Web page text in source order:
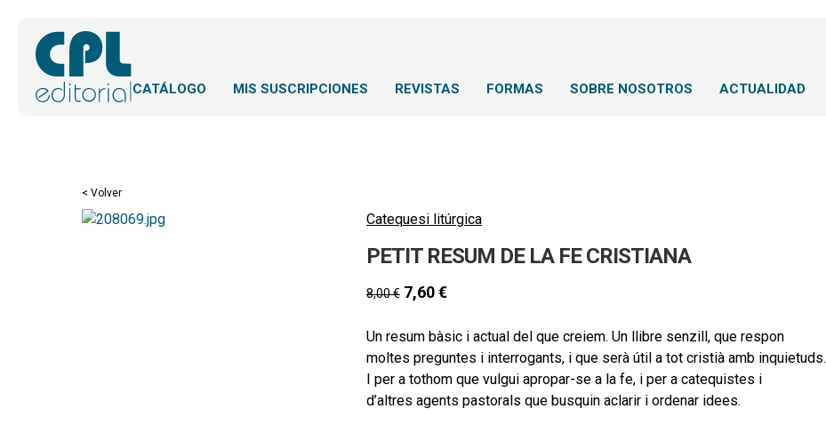
CATÁLOGO MIS SUSCRIPCIONES REVISTAS FORMAS SOBRE NOSOTROS ACTUALIDAD
< Volver
Catequesi litúrgica
PETIT RESUM DE LA FE CRISTIANA
8,00€ 7,60€
Un resum bàsic i actual del que creiem. Un llibre senzill, que respon
moltes preguntes i interrogants, i que serà útil a tot cristià amb inquietuds.
I per a tothom que vulgui apropar-se a la fe, i per a catequistes i
d’altres agents pastorals que busquin aclarir i ordenar idees.